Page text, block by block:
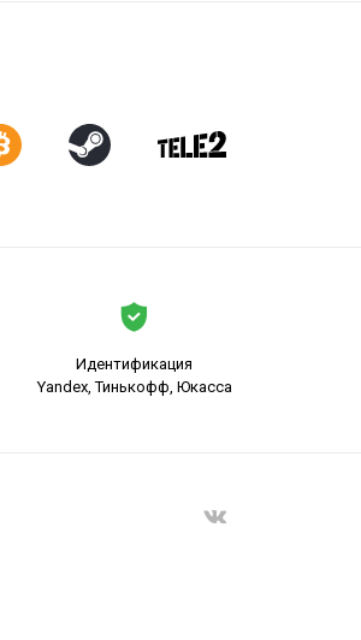
Идентификация
Yandex, Тинькофф, Юкасса